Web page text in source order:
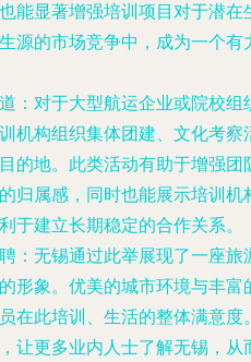
能显著增强培训项目对于潜在
源的市场竞争中，成为一个有
：对于大型航运企业或院校组
机构组织集体团建、文化考察
的地。此类活动有助于增强团
归属感，同时也能展示培训机
于建立长期稳定的合作关系。
：无锡通过此举展现了一座旅
形象。优美的城市环境与丰富
在此培训、生活的整体满意度
让更多业内人士了解无锡，从